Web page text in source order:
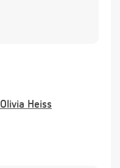
nie. Alle anderen
schwach und
Ich bin ganz
trinken soll.
empfehlen?
Olivia Heiss